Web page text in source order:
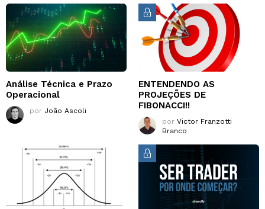
Análise Técnica e Prazo
Operacional
por João Ascoli
ENTENDENDO AS
PROJEÇÕES DE
FIBONACCI!!
por Victor Franzotti
Branco